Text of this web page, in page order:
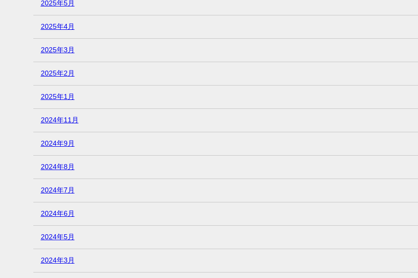
2025年5月
2025年4月
2025年3月
2025年2月
2025年1月
2024年11月
2024年9月
2024年8月
2024年7月
2024年6月
2024年5月
2024年3月